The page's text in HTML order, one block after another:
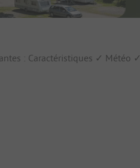
: Caractéristiques ✓ Météo ✓